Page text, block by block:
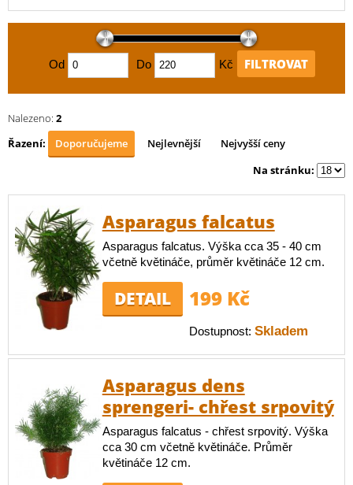
Od Do Kč FILTROVAT
Nalezeno: 2
Řazení:
Doporučujeme Nejlevnější
Nejvyšší ceny
Na stránku:
Asparagus falcatus
Asparagus falcatus. Výška cca 35 - 40 cm
včetně květináče, průměr květináče 12 cm.
DETAIL 199 Kč
Dostupnost: Skladem
Asparagus dens
sprengeri- chřest srpovitý
Asparagus falcatus - chřest srpovitý. Výška
cca 30 cm včetně květináče. Průměr
květináče 12 cm.